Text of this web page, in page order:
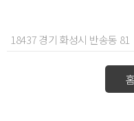
18437 경기 화성시 반송동 81